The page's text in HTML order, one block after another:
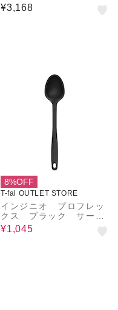
¥3,168
8%OFF
T-fal OUTLET STORE
インジニオ プロフレッ
クス ブラック サーブ
スプーン
¥1,045